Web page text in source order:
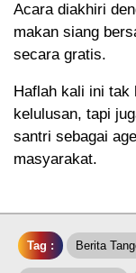
Acara diakhiri
makan siang
secara gratis.
Haflah kali ini tak
kelulusan, tapi
santri sebagai
masyarakat.
Tag : Berita